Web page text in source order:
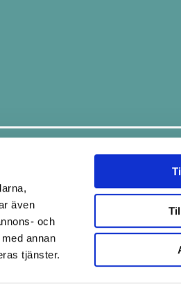
även
och
annan
tjänster.
Håll dig uppdaterad.Ta del